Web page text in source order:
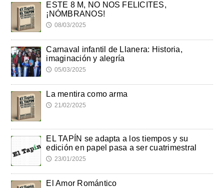
ESTE 8 M, NO NOS FELICITES,
¡NÓMBRANOS!
🕔 08/03/2025
Carnaval infantil de Llanera: Historia,
imaginación y alegría
🕔 05/03/2025
La mentira como arma
🕔 21/02/2025
EL TAPÍN se adapta a los tiempos y su
edición en papel pasa a ser cuatrimestral
🕔 23/01/2025
El Amor Romántico